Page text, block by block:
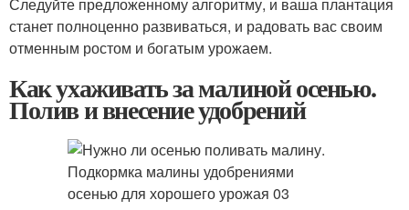
станет полноценно развиваться, и радовать вас своим
отменным ростом и богатым урожаем.
Как ухаживать за малиной осенью.
Полив и внесение удобрений